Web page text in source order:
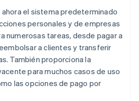
el sistema predeterminado
personales y de empresas
numerosas tareas, desde pagar a
a clientes y transferir
También proporciona la
para muchos casos de uso
las opciones de pago por